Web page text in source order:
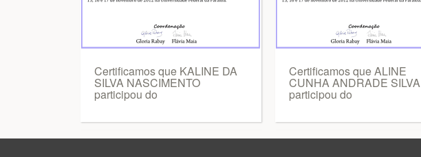
Certificamos que KALINE DA
SILVA NASCIMENTO
participou do
Certificamos que ALINE
CUNHA ANDRADE SILVA
participou do